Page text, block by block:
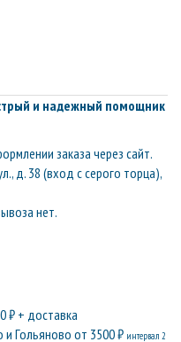
и надежный помощник
заказа через сайт.
д. 38 (вход с серого торца),
нет.
₽ + доставка
Гольяново от 3500 ₽ интервал 2